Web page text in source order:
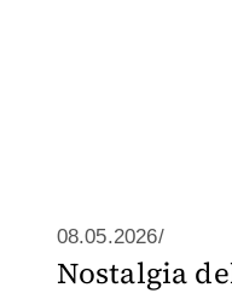
08.05.2026/
Nostalgia